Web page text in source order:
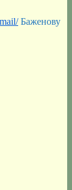
Баженову